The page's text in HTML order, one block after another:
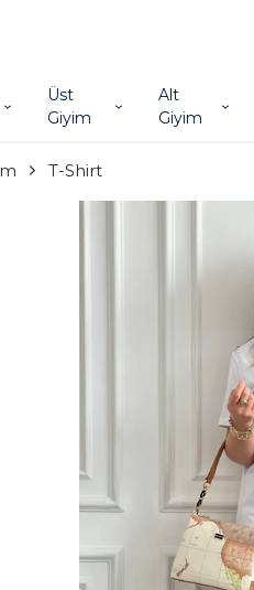
Üst
Giyim
Alt
Giyim
T-Shirt